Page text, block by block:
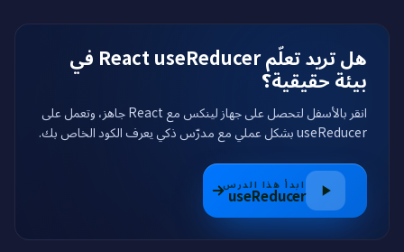
هل تريد تعلّم React useReducer في
بيئة حقيقية؟
انقر بالأسفل لتحصل على جهاز لينكس مع React جاهز، وتعمل على
useReducer بشكل عملي مع مدرّس ذكي يعرف الكود الخاص بك.
ابدأ هذا الدرس
useReducer